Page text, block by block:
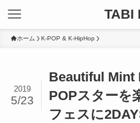
TABI
ホーム K-POP & K-HipHop
Beautiful Mint
POPスターを
フェスに
2019
5/23